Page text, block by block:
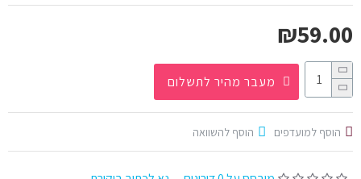
₪59.00
מעבר מהיר לתשלום
הוסף למועדפים הוסף להשוואה